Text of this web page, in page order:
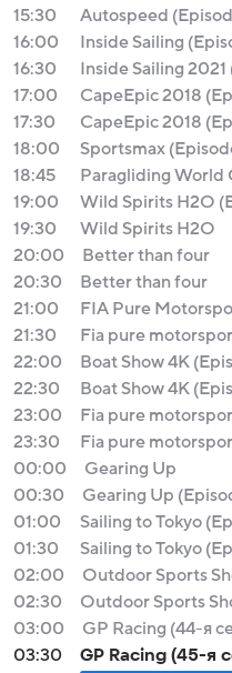
15:30
Autospeed
16:00
Inside Sailing
16:30
Inside Sailing 2021
17:00
CapeEpic 2018
17:30
CapeEpic 2018
18:00
Sportsmax
18:45
Paragliding World
19:00
Wild Spirits H2O
19:30
Wild Spirits H2O
20:00
Better than four
20:30
Better than four
21:00
FIA Pure
21:30
Fia pure
22:00
Boat Show 4K
22:30
Boat Show 4K
23:00
Fia pure
23:30
Fia pure
00:00
Gearing Up
00:30
Gearing Up
01:00
Sailing to Tokyo
01:30
Sailing to Tokyo
02:00
Outdoor Sports
02:30
Outdoor Sports
03:00
GP Racing (44-я
03:30
GP Racing (45-я